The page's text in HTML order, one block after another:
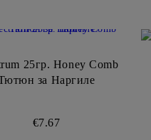
25гр. Honey Comb
за Наргиле
€7.67